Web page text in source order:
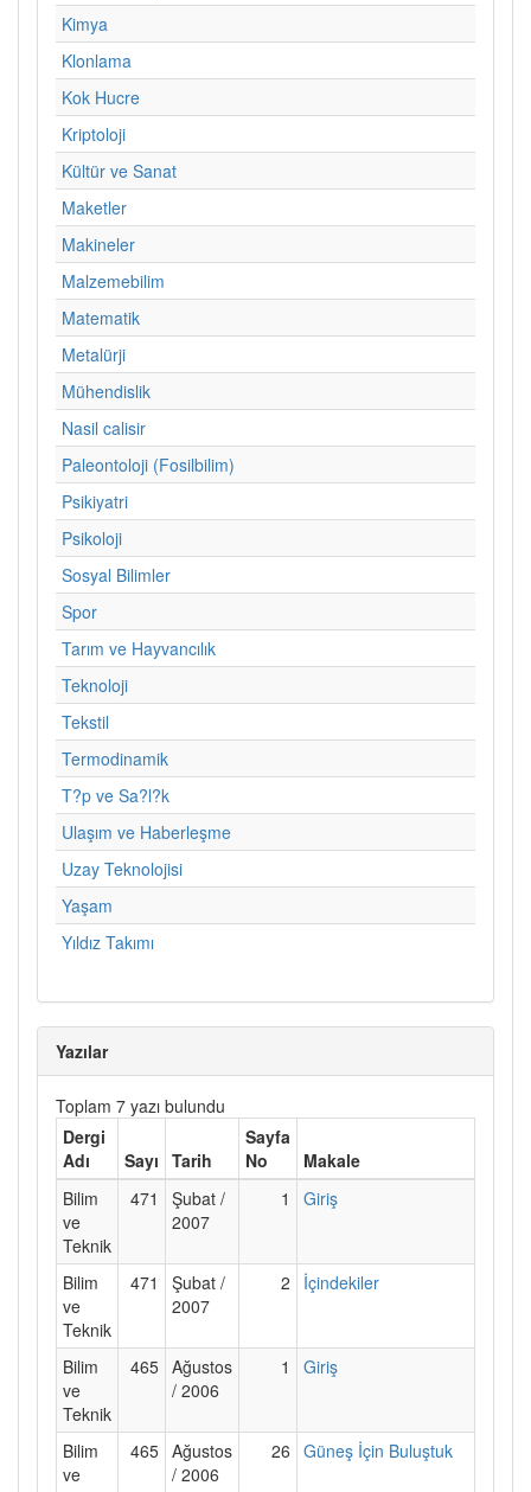
Kimya
Klonlama
Kok Hucre
Kriptoloji
Kültür ve Sanat
Maketler
Makineler
Malzemebilim
Matematik
Metalürji
Mühendislik
Nasil calisir
Paleontoloji (Fosilbilim)
Psikiyatri
Psikoloji
Sosyal Bilimler
Spor
Tarım ve Hayvancılık
Teknoloji
Tekstil
Termodinamik
T?p ve Sa?l?k
Ulaşım ve Haberleşme
Uzay Teknolojisi
Yaşam
Yıldız Takımı
Yazılar
Toplam 7 yazı bulundu
Dergi
Adı
Sayı Tarih
Sayfa
No
Makale
Bilim
ve
Teknik
471
Şubat /
2007
1 Giriş
Bilim
ve
Teknik
471
Şubat /
2007
2 İçindekiler
Bilim
ve
Teknik
465 Ağustos
/ 2006
1 Giriş
Bilim
ve
465 Ağustos
/ 2006
26 Güneş İçin Buluştuk